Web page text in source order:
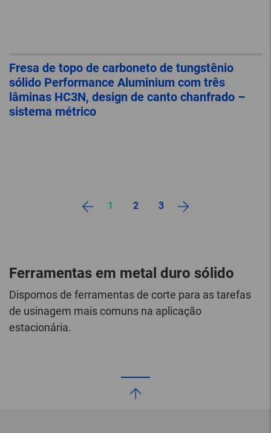
Fresa de topo de carboneto de tungstênio
sólido Performance Aluminium com três
lâminas HC3N, design de canto chanfrado –
sistema métrico
1 2 3
Ferramentas em metal duro sólido
Dispomos de ferramentas de corte para as tarefas
de usinagem mais comuns na aplicação
estacionária.